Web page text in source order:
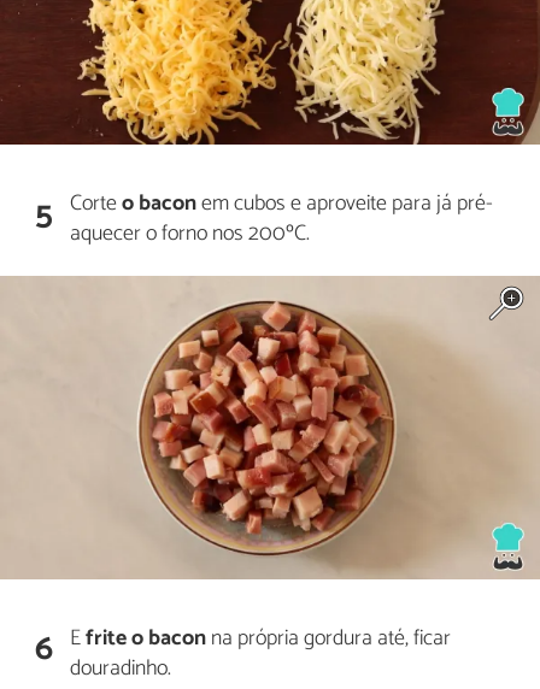
5 Corteo baconem cubos e aproveite para já pré-
aquecer o forno nos 200ºC.
6 Efrite o baconna própria gordura até, ficar
douradinho.